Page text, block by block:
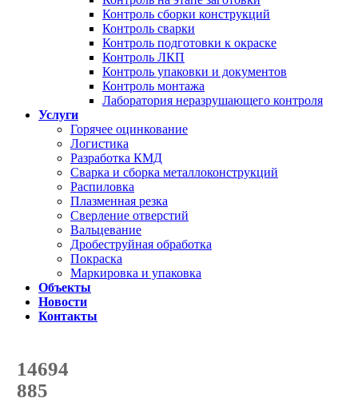
Контроль сборки конструкций
Контроль сварки
Контроль подготовки к окраске
Контроль ЛКП
Контроль упаковки и документов
Контроль монтажа
Лаборатория неразрушающего контроля
Услуги
Горячее оцинкование
Логистика
Разработка КМД
Сварка и сборка металлоконструкций
Распиловка
Плазменная резка
Сверление отверстий
Вальцевание
Дробеструйная обработка
Покраска
Маркировка и упаковка
Объекты
Новости
Контакты
14694
с начала года
885
с начала месяца